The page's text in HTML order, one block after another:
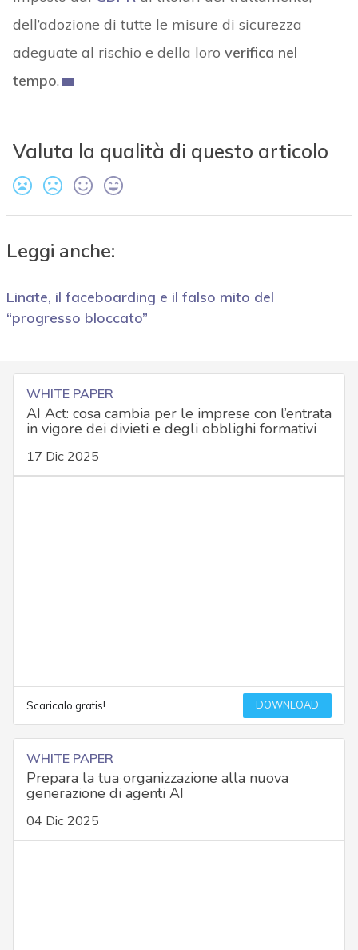
dell’adozione di tutte le misure di sicurezza
adeguate al rischio e della loro verifica nel
tempo.
Valuta la qualità di questo articolo
Leggi anche:
Linate, il faceboarding e il falso mito del
“progresso bloccato”
WHITE PAPER
AI Act: cosa cambia per le imprese con l’entrata
in vigore dei divieti e degli obblighi formativi
17 Dic 2025
Scaricalo gratis! DOWNLOAD
WHITE PAPER
Prepara la tua organizzazione alla nuova
generazione di agenti AI
04 Dic 2025